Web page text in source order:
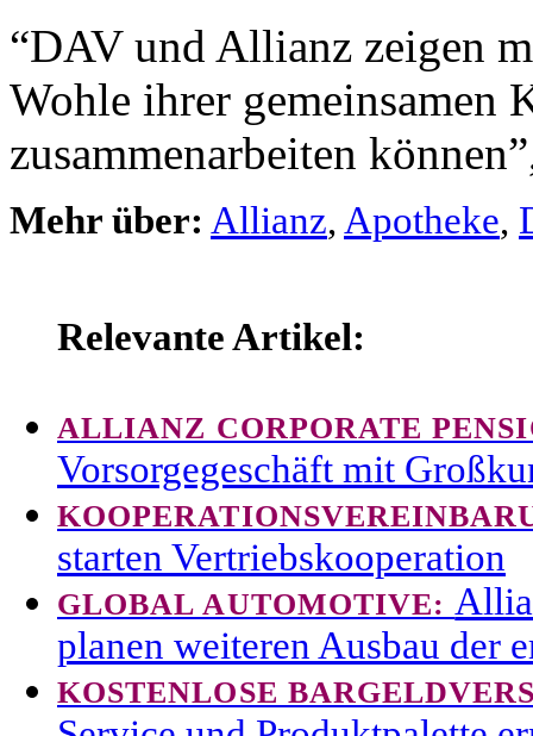
“DAV und Allianz zeigen
Wohle ihrer gemeinsamen
zusammenarbeiten
Mehr über: Allianz, Apotheke,
Relevante Artikel:
ALLIANZ CORPORATE
Vorsorgegeschäft mit
starten Vertriebskooperation
GLOBAL AUTOMOTIVE:
planen weiteren Ausbau der
KOSTENLOSE